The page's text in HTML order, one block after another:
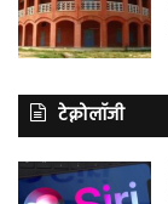
टेक्नोलॉजी